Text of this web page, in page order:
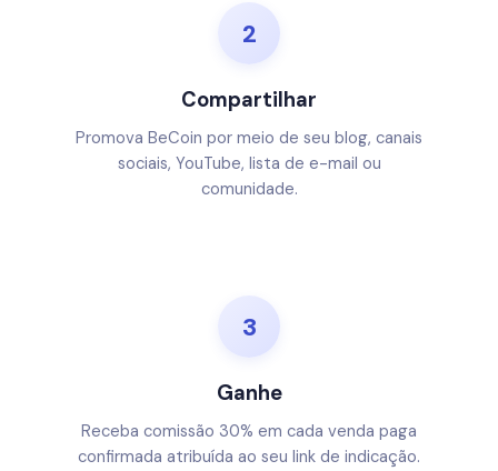
2
Compartilhar
Promova BeCoin por meio de seu blog, canais
sociais, YouTube, lista de e-mail ou
comunidade.
3
Ganhe
Receba comissão 30% em cada venda paga
confirmada atribuída ao seu link de indicação.